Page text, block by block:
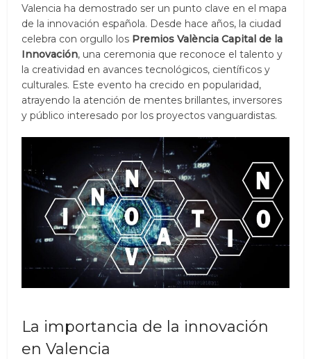
Valencia ha demostrado ser un punto clave en el mapa
de la innovación española. Desde hace años, la ciudad
celebra con orgullo los Premios València Capital de la
Innovación, una ceremonia que reconoce el talento y
la creatividad en avances tecnológicos, científicos y
culturales. Este evento ha crecido en popularidad,
atrayendo la atención de mentes brillantes, inversores
y público interesado por los proyectos vanguardistas.
La importancia de la innovación
en Valencia